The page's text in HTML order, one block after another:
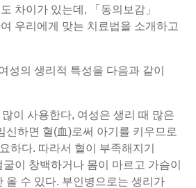
차이가 있는데, 「동의보감」
우리에게 맞는 치료법을 소개하고
성의 생리적 특성을 다음과 같이
이 사용한다, 여성은 생리 때 많은
신하면 혈(血)로써 아기를 키우므로
하다. 따라서 혈이 부족해지기
이 창백하거나 몸이 마르고 가슴이
올 수 있다. 부인병으로는 생리가